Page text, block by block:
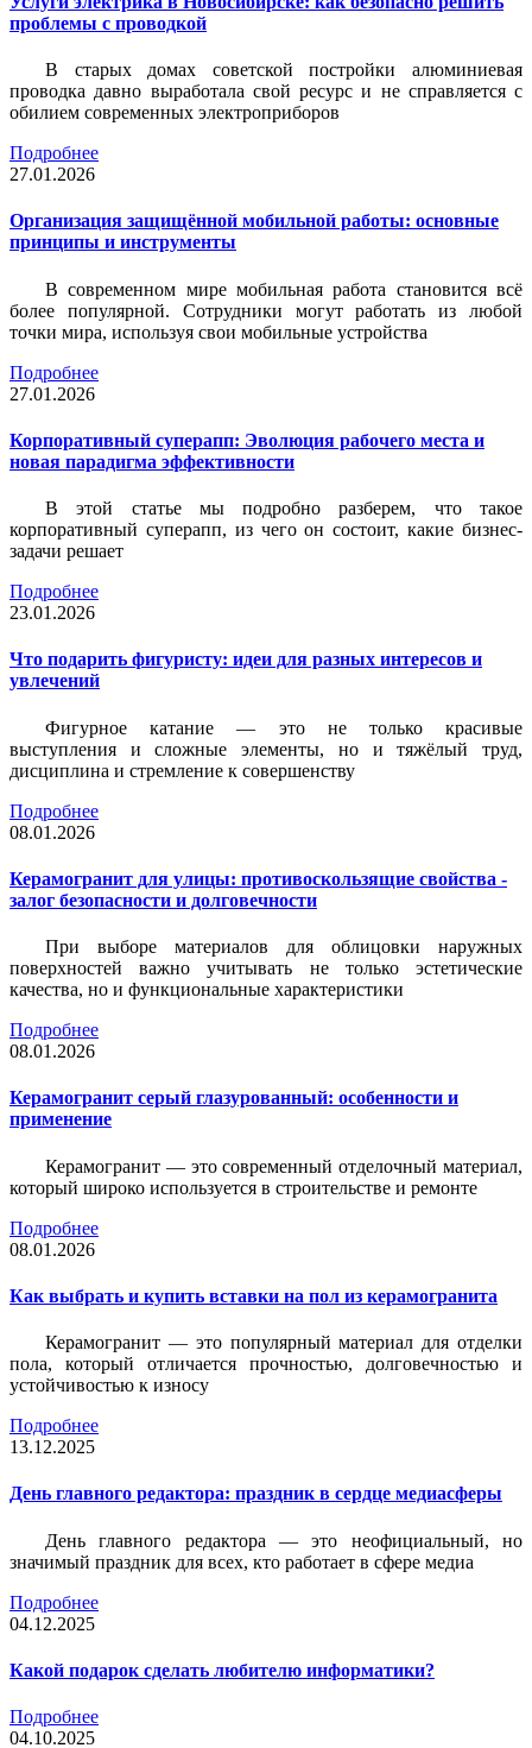
проблемы с проводкой
В старых домах советской постройки алюминиевая
проводка давно выработала свой ресурс и не справляется с
обилием современных электроприборов
Подробнее
27.01.2026
Организация защищённой мобильной работы: основные
принципы и инструменты
В современном мире мобильная работа становится всё
более популярной. Сотрудники могут работать из любой
точки мира, используя свои мобильные устройства
Подробнее
27.01.2026
Корпоративный суперапп: Эволюция рабочего места и
новая парадигма эффективности
В этой статье мы подробно разберем, что такое
корпоративный суперапп, из чего он состоит, какие бизнес-
задачи решает
Подробнее
23.01.2026
Что подарить фигуристу: идеи для разных интересов и
увлечений
Фигурное катание — это не только красивые
выступления и сложные элементы, но и тяжёлый труд,
дисциплина и стремление к совершенству
Подробнее
08.01.2026
Керамогранит для улицы: противоскользящие свойства -
залог безопасности и долговечности
При выборе материалов для облицовки наружных
поверхностей важно учитывать не только эстетические
качества, но и функциональные характеристики
Подробнее
08.01.2026
Керамогранит серый глазурованный: особенности и
применение
Керамогранит — это современный отделочный материал,
который широко используется в строительстве и ремонте
Подробнее
08.01.2026
Как выбрать и купить вставки на пол из керамогранита
Керамогранит — это популярный материал для отделки
пола, который отличается прочностью, долговечностью и
устойчивостью к износу
Подробнее
13.12.2025
День главного редактора: праздник в сердце медиасферы
День главного редактора — это неофициальный, но
значимый праздник для всех, кто работает в сфере медиа
Подробнее
04.12.2025
Какой подарок сделать любителю информатики?
Подробнее
04.10.2025